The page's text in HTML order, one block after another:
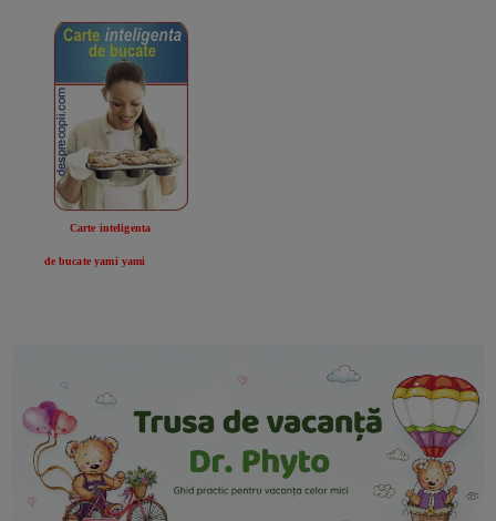
Carte inteligenta
de bucate yami yami